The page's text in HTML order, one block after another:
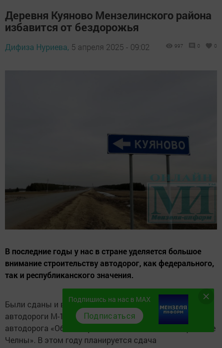
Деревня Куяново Мензелинского района
избавится от бездорожья
Дифиза Нуриева, 5 апреля 2025 - 09:02 997 0 0
В последние годы у нас в стране уделяется большое
внимание строительству автодорог, как федерального,
так и республиканского значения.
Были сданы и введены в эксплуатацию участки
автодороги М-12, Москва – Казань и объездная
автодорога «Обход городов Нижнекамск и Набережные
Челны». В этом году планируется сдача
Подпишись на нас в MAX
Подписаться